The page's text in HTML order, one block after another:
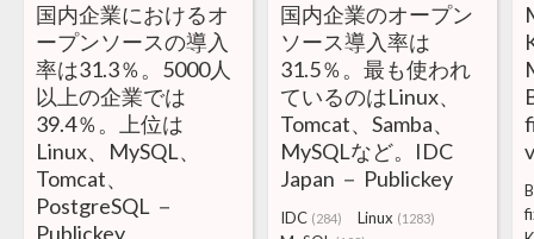
国内企業におけるオ
ープンソースの導入
率は31.3％。5000人
以上の企業では
39.4％。上位は
Linux、MySQL、
Tomcat、
PostgreSQL －
Publickey
国内企業のオープン
ソース導入率は
31.5％。最も使われ
ているのはLinux、
Tomcat、Samba、
MySQLなど。IDC
Japan － Publickey
IDC (284) Linux (1283)